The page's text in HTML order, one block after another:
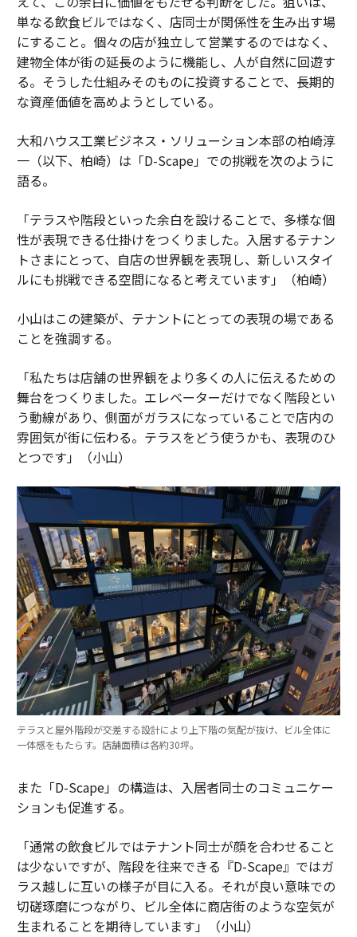
単なる飲食ビルではなく、店同士が関係性を生み出す場
にすること。個々の店が独立して営業するのではなく、
建物全体が街の延長のように機能し、人が自然に回遊す
る。そうした仕組みそのものに投資することで、長期的
な資産価値を高めようとしている。
大和ハウス工業ビジネス・ソリューション本部の柏崎淳
一（以下、柏崎）は「D-Scape」での挑戦を次のように
語る。
「テラスや階段といった余白を設けることで、多様な個
性が表現できる仕掛けをつくりました。入居するテナン
トさまにとって、自店の世界観を表現し、新しいスタイ
ルにも挑戦できる空間になると考えています」（柏崎）
小山はこの建築が、テナントにとっての表現の場である
ことを強調する。
「私たちは店舗の世界観をより多くの人に伝えるための
舞台をつくりました。エレベーターだけでなく階段とい
う動線があり、側面がガラスになっていることで店内の
雰囲気が街に伝わる。テラスをどう使うかも、表現のひ
とつです」（小山）
テラスと屋外階段が交差する設計により上下階の気配が抜け、ビル全体に
一体感をもたらす。店舗面積は各約30坪。
また「D-Scape」の構造は、入居者同士のコミュニケー
ションも促進する。
「通常の飲食ビルではテナント同士が顔を合わせること
は少ないですが、階段を往来できる『D-Scape』ではガ
ラス越しに互いの様子が目に入る。それが良い意味での
切磋琢磨につながり、ビル全体に商店街のような空気が
生まれることを期待しています」（小山）